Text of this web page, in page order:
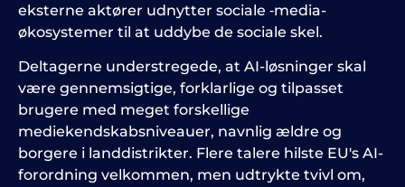
eksterne aktører udnytter sociale ‑media-
økosystemer til at uddybe de sociale skel.
Deltagerne understregede, at AI-løsninger skal
være gennemsigtige, forklarlige og tilpasset
brugere med meget forskellige
mediekendskabsniveauer, navnlig ældre og
borgere i landdistrikter. Flere talere hilste EU's AI-
forordning velkommen, men udtrykte tvivl om,